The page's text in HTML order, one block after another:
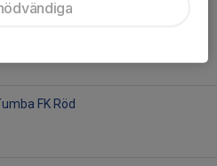
FC Kungsholmen Vit 2 från
FK Röd